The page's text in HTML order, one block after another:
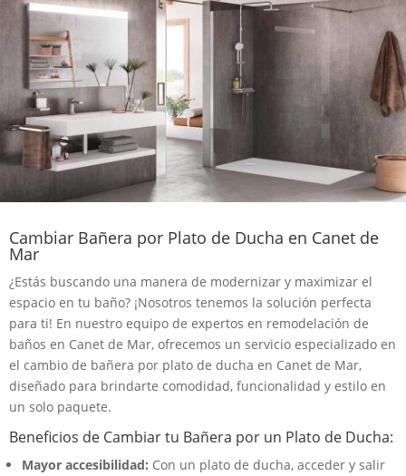
Cambiar Bañera por Plato de Ducha en Canet de
Mar
¿Estás buscando una manera de modernizar y maximizar el
espacio en tu baño? ¡Nosotros tenemos la solución perfecta
para ti! En nuestro equipo de expertos en remodelación de
baños en Canet de Mar, ofrecemos un servicio especializado en
el cambio de bañera por plato de ducha en Canet de Mar,
diseñado para brindarte comodidad, funcionalidad y estilo en
un solo paquete.
Beneficios de Cambiar tu Bañera por un Plato de Ducha:
Mayor accesibilidad: Con un plato de ducha, acceder y salir